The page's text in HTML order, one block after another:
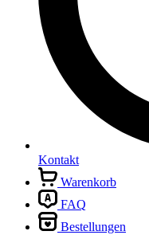
Kontakt
Warenkorb
FAQ
Bestellungen